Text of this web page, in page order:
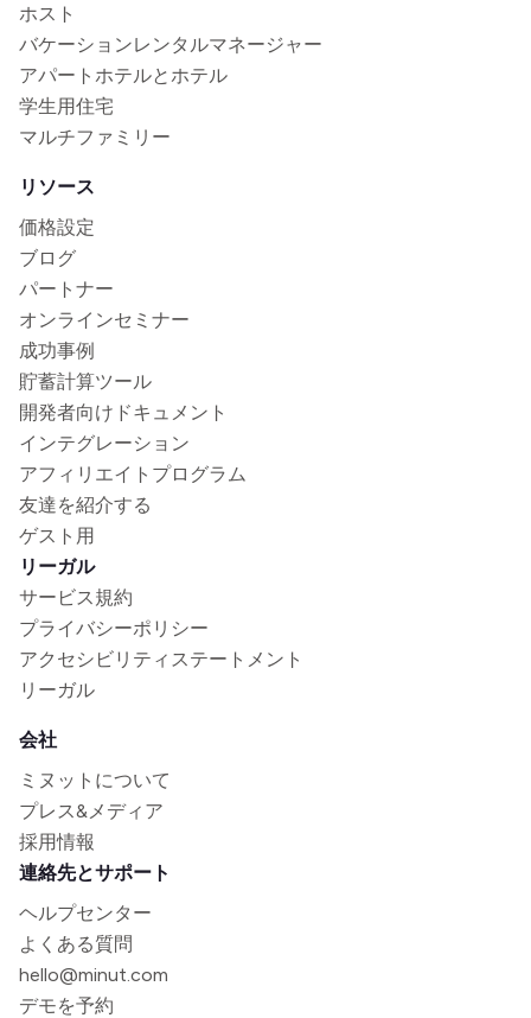
ホスト
バケーションレンタルマネージャー
アパートホテルとホテル
学生用住宅
マルチファミリー
リソース
価格設定
ブログ
パートナー
オンラインセミナー
成功事例
貯蓄計算ツール
開発者向けドキュメント
インテグレーション
アフィリエイトプログラム
友達を紹介する
ゲスト用
リーガル
サービス規約
プライバシーポリシー
アクセシビリティステートメント
リーガル
会社
ミヌットについて
プレス&メディア
採用情報
連絡先とサポート
ヘルプセンター
よくある質問
hello@minut.com
デモを予約